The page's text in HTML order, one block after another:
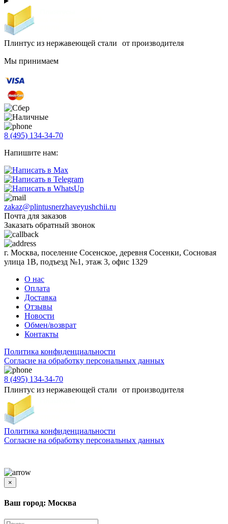
Плинтус из нержавеющей стали от производителя
Мы принимаем
8 (495) 134-34-70
Напишите нам:
zakaz@plintusnerzhaveyushchii.ru
Почта для заказов
Заказать обратный звонок
г. Москва, поселение Сосенское, деревня Сосенки, Сосновая
улица 1В, подъезд №1, этаж 3, офис 1329
О нас
Оплата
Доставка
Отзывы
Новости
Обмен/возврат
Контакты
Политика конфиденциальности
Согласиe на обработку персональных данных
8 (495) 134-34-70
Плинтус из нержавеющей стали от производителя
Политика конфиденциальности
Согласиe на обработку персональных данных
×
Ваш город: Москва